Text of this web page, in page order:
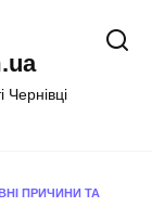
Чернівці
ПРИЧИНИ ТА